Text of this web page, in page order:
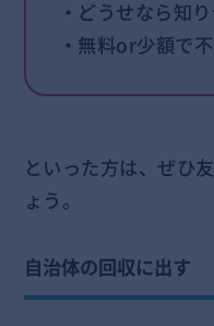
・どうせなら知
・無料or少額で
といった方は、ぜひ
ょう。
自治体の回収に出す